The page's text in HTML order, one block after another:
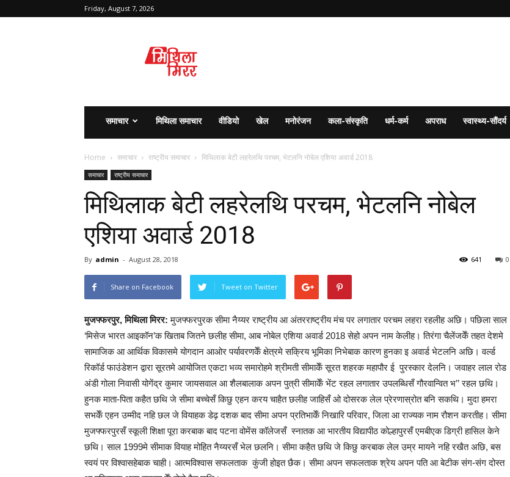
Friday, August 7, 2026
समाचार मिथिला समाचार वीडियो खेल मनोरंजन कला-संस्कृति धर्म-कर्म अपराध स्वास्थ्य-सौंदर्य
Home समाचार राष्ट्रीय समाचार मिथिलाक बेटी लहरेलथि परचम, भेटलनि नोबेल एशिया अवार्ड 2018
समाचार राष्ट्रीय समाचार
मिथिलाक बेटी लहरेलथि परचम, भेटलनि नोबेल
एशिया अवार्ड 2018
By admin - August 28, 2018 0
641
Share on Facebook Tweet on Twitter
मुजफ्फरपुर, मिथिला मिरर: मुजफ्फरपुरक सीमा नैय्यर राष्ट्रीय आ अंतरराष्ट्रीय मंच पर लगातार परचम लहरा रहलीह अछि। पछिला साल
‘मिसेज भारत आइकॉन’क खिताब जितने छलीह सीमा, आब नोबेल एशिया अवार्ड 2018 सेहो अपन नाम केलीह। तिरंगा चैलेंजकेँ तहत देशमे
सामाजिक आ आर्थिक विकासमे योगदान आओर पर्यावरणकेँ क्षेत्रमे सक्रिय भूमिका निभेबाक कारण हुनका इ अवार्ड भेटलनि अछि। वर्ल्ड
रिकॉर्ड फाउंडेशन द्वारा सूरतमे आयोजित एकटा भव्य समारोहमे श्रीमती सीमाकेँ सूरत शहरक महापौर ई पुरस्कार देलनि। जवाहर लाल रोड
अंडी गोला निवासी योगेंद्र कुमार जायसवाल आ शैलबालाक अपन पुत्री सीमाकेँ भेंट रहल लगातार उपलब्धिसँ गौरवान्वित भ’’ रहल छथि।
हुनक माता-पिता कहैत छथि जे सीमा बच्चेसँ किछु एहन करय चाहैत छलीह जाहिसँ ओ दोसरक लेल प्रेरणास्रोत बनि सकथि। मुदा हमरा
सभकेँ एहन उम्मीद नहि छल जे वियाहक डेढ़ दशक बाद सीमा अपन प्रतिभाकेँ निखारि परिवार, जिला आ राज्यक नाम रौशन करतीह। सीमा
मुजफ्फरपुरसँ स्कूली शिक्षा पूरा करबाक बाद पटना वोमेंस कॉलेजसँ स्नातक आ भारतीय विद्यापीठ कोल्हापुरसँ एमबीएक डिग्री हासिल केने
छथि। साल 1999मे सीमाक वियाह मोहित नैय्यरसँ भेल छलनि। सीमा कहैत छथि जे किछु करबाक लेल उम्र मायने नहि रखैत अछि, बस
स्वयं पर विश्वासहेबाक चाही। आत्मविश्वास सफलताक कुंजी होइत छैक। सीमा अपन सफलताक श्रेय अपन पति आ बेटीक संग-संग दोस्त